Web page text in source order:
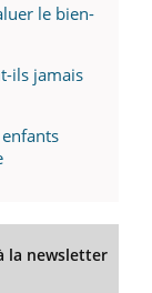
le bien-
ils jamais
la newsletter